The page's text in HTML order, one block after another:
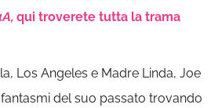
qui troverete tutta la trama
Los Angeles e Madre Linda, Joe
del suo passato trovando